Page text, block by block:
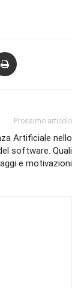
Prossimo articolo
Artificiale nello
software. Quali
e motivazioni